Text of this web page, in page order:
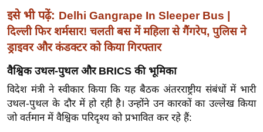
बे
मि
सा
श
ख्सि
य
त
इसे भी पढ़ें: Delhi Gangrape In Sleeper Bus |
दिल्ली फिर शर्मसार! चलती बस में महिला से गैंगरेप, पुलिस ने
ड्राइवर और कंडक्टर को किया गिरफ्तार
वैश्विक उथल-पुथल और BRICS की भूमिका
विदेश मंत्री ने स्वीकार किया कि यह बैठक अंतरराष्ट्रीय संबंधों में भारी
उथल-पुथल के दौर में हो रही है। उन्होंने उन कारकों का उल्लेख किया
जो वर्तमान में वैश्विक परिदृश्य को प्रभावित कर रहे हैं: